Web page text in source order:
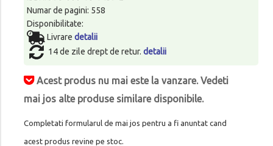
Numar de pagini: 558
Disponibilitate:
Livrare detalii
14 de zile drept de retur. detalii
Acest produs nu mai este la vanzare. Vedeti
mai jos alte produse similare disponibile.
Completati formularul de mai jos pentru a fi anuntat cand
acest produs revine pe stoc.